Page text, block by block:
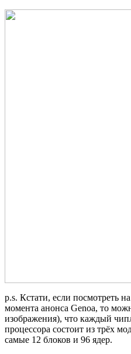
p.s. Кстати, если посмотреть
момента анонса Genoa, то
изображения), что каждый
процессора состоит из трёх
самые 12 блоков и 96 ядер.